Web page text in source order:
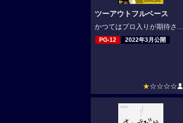
ツーアウトフルベース
かつてはプロ入りが期待さ...
PG-12 2022年3月公開
★☆☆☆☆